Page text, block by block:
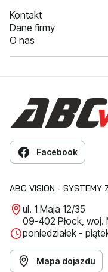
Kontakt
Dane firmy
O nas
Facebook
ABC VISION - SYSTEMY
ul. 1 Maja 12/35
09-402 Płock, woj.
poniedziałek -
Mapa dojazdu